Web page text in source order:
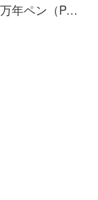
パーカー万年ペン（PARKER）卓爾シリーズのハイエンドインクギフトボックスビジネスプレゼント男性無料印字卓爾スチールホワイトホルダーインクペン+北京ギフトボックス